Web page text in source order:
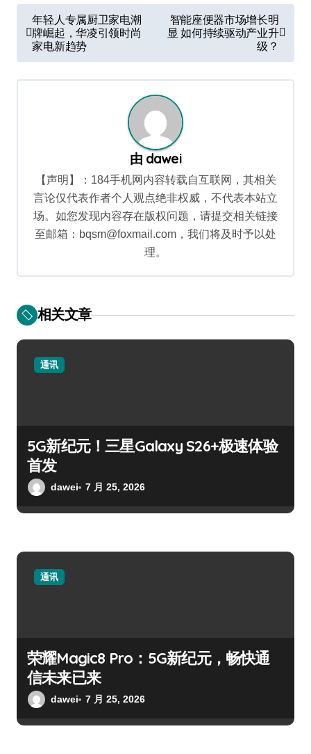
文
章
导
航
年轻人专属厨卫家电潮
牌崛起，华凌引领时尚
家电新趋势
智能座便器市场增长明
显 如何持续驱动产业升
级？
由 dawei
【声明】：184手机网内容转载自互联网，其相关
言论仅代表作者个人观点绝非权威，不代表本站立
场。如您发现内容存在版权问题，请提交相关链接
至邮箱：bqsm@foxmail.com，我们将及时予以处
理。
相关文章
通讯
5G新纪元！三星Galaxy S26+极速体验
首发
dawei 7 月 25, 2026
通讯
荣耀Magic8 Pro：5G新纪元，畅快通
信未来已来
dawei 7 月 25, 2026